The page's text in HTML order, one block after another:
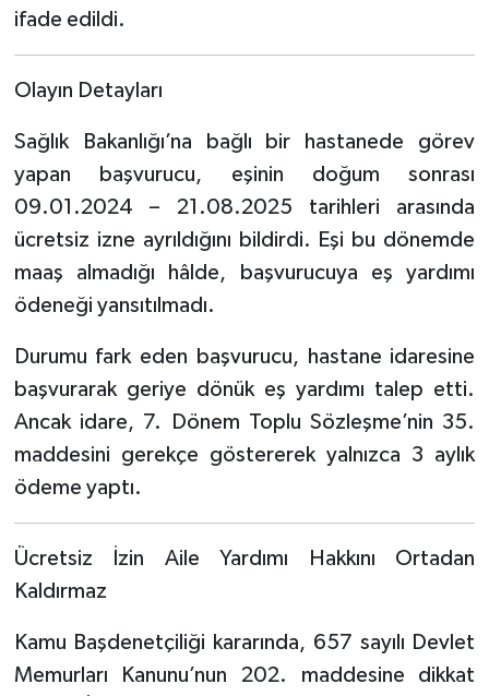
ifade edildi.
Olayın Detayları
Sağlık Bakanlığı’na bağlı bir hastanede görev
yapan başvurucu, eşinin doğum sonrası
09.01.2024 – 21.08.2025 tarihleri arasında
ücretsiz izne ayrıldığını bildirdi. Eşi bu dönemde
maaş almadığı hâlde, başvurucuya eş yardımı
ödeneği yansıtılmadı.
Durumu fark eden başvurucu, hastane idaresine
başvurarak geriye dönük eş yardımı talep etti.
Ancak idare, 7. Dönem Toplu Sözleşme’nin 35.
maddesini gerekçe göstererek yalnızca 3 aylık
ödeme yaptı.
Ücretsiz İzin Aile Yardımı Hakkını Ortadan
Kaldırmaz
Kamu Başdenetçiliği kararında, 657 sayılı Devlet
Memurları Kanunu’nun 202. maddesine dikkat